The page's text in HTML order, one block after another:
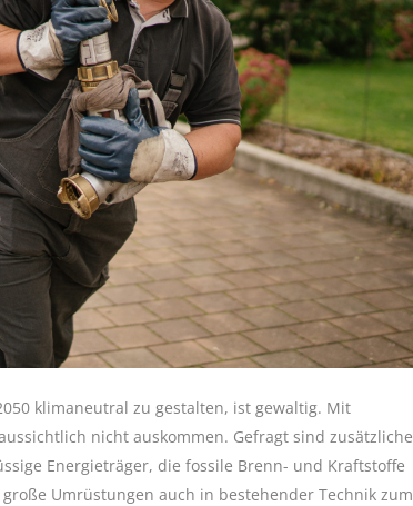
klimaneutral zu gestalten, ist gewaltig. Mit
nicht auskommen. Gefragt sind zusätzliche
Energieträger, die fossile Brenn- und Kraftstoffe
Umrüstungen auch in bestehender Technik zum